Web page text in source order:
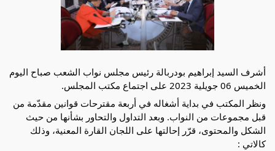
أشرف السيد إبراهيم بودربالة رئيس مجلس نواب الشعب صباح اليوم
الخميس 06 جويلية 2023 على اجتماع مكتب المجلس.
ونظر المكتب في بداية أشغاله في أربعة مقترحات قوانين مقدّمة من
قبل مجموعات من النواب. وبعد التداول والتحاور بشأنها من حيث
الشكل والمحتوى، قرّر إحالتها على اللجان القارة المعنية، وذلك
كالاتي :